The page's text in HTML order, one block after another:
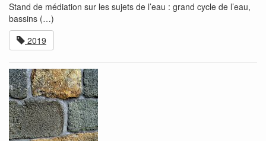
Stand de médiation sur les sujets de l’eau : grand cycle de l’eau,
bassins (…)
2019